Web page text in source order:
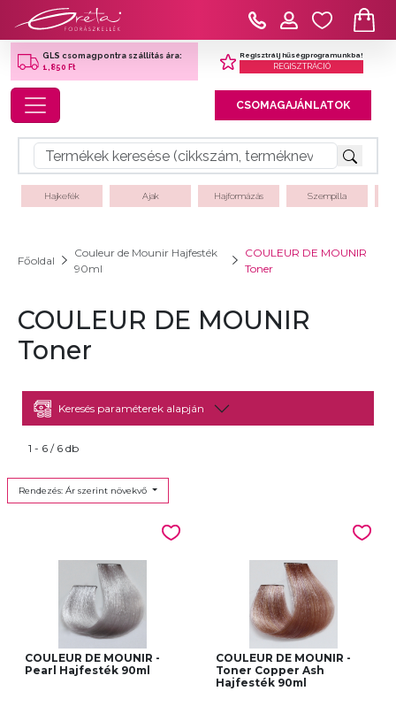
GLS csomagpontra szállítás ára:
1,850 Ft
Regisztrálj hűségprogramunkba!
REGISZTRÁCIÓ
Toggle navigation CSOMAGAJÁNLATOK
Hajkefék Ajak Hajformázás Szempilla
Főoldal
Couleur de Mounir Hajfesték
90ml
COULEUR DE MOUNIR
Toner
COULEUR DE MOUNIR
Toner
Keresés paraméterek alapján
1 - 6 / 6 db
Rendezés: Ár szerint növekvő
COULEUR DE MOUNIR -
Pearl Hajfesték 90ml
COULEUR DE MOUNIR -
Toner Copper Ash
Hajfesték 90ml